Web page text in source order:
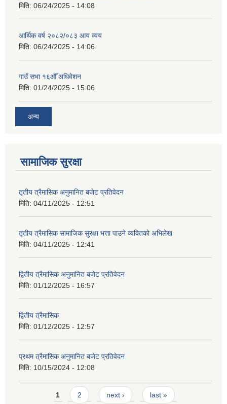
मिति: 06/24/2025 - 14:08
आर्थिक वर्ष २०८२/०८३ आय व्यय
मिति: 06/24/2025 - 14:06
गाउँ सभा १६औँ अधिवेशन
मिति: 01/24/2025 - 15:06
अन्य
सामाजिक सुरक्षा
तृतीय त्रैमासिक अनुमानित बजेट प्रतिवेदन
मिति: 04/11/2025 - 12:51
तृतीय त्रैमासिक सामाजिक सुरक्षा भत्ता पाउने व्यक्तिको अभिलेख
मिति: 04/11/2025 - 12:41
द्वितीय त्रैमासिक अनुमानित बजेट प्रतिवेदन
मिति: 01/12/2025 - 16:57
द्वितीय त्रैमासिक
मिति: 01/12/2025 - 12:57
प्रथम त्रैमासिक अनुमानित बजेट प्रतिवेदन
मिति: 10/15/2024 - 12:08
Pages1 2 next › last »